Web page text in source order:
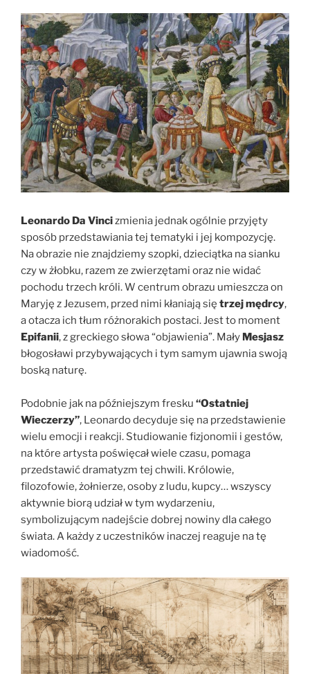
Leonardo Da Vincizmienia jednak ogólnie przyjęty
sposób przedstawiania tej tematyki i jej kompozycję.
Na obrazie nie znajdziemy szopki, dzieciątka na sianku
czy w żłobku, razem ze zwierzętami oraz nie widać
pochodu trzech króli. W centrum obrazu umieszcza on
Maryję z Jezusem, przed nimi kłaniają się trzej mędrcy,
a otacza ich tłum różnorakich postaci. Jest to moment
Epifanii, z greckiego słowa “objawienia”. Mały Mesjasz
błogosławi przybywających i tym samym ujawnia swoją
boską naturę.
Podobnie jak na późniejszym fresku “Ostatniej
Wieczerzy”, Leonardo decyduje się na przedstawienie
wielu emocji i reakcji. Studiowanie fizjonomii i gestów,
na które artysta poświęcał wiele czasu, pomaga
przedstawić dramatyzm tej chwili. Królowie,
filozofowie, żołnierze, osoby z ludu, kupcy… wszyscy
aktywnie biorą udział w tym wydarzeniu,
symbolizującym nadejście dobrej nowiny dla całego
świata. A każdy z uczestników inaczej reaguje na tę
wiadomość.